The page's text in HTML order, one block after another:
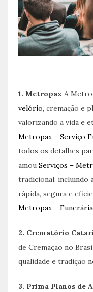
1. Metropax A
velório, cremação e
valorizando a vida e
Metropax – Serviço
todos os detalhes
amou Serviços –
tradicional, incluindo
rápida, segura e
Metropax –
2. Crematório
de Cremação no
qualidade e tradição
3. Prima Planos de